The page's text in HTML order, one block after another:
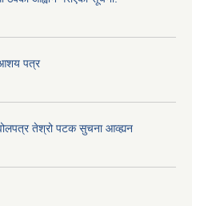
आशय पत्र
तेश्रो पटक सुचना आव्ह्यन